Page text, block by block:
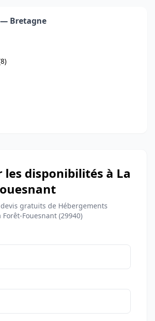
Bretagne
disponibilités à La
devis gratuits de Hébergements
Forêt-Fouesnant (29940)